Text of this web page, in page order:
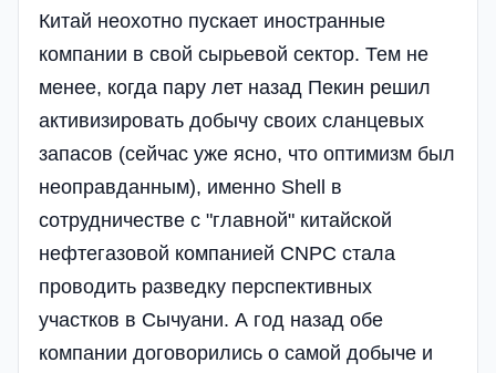
Китай неохотно пускает иностранные
компании в свой сырьевой сектор. Тем не
менее, когда пару лет назад Пекин решил
активизировать добычу своих сланцевых
запасов (сейчас уже ясно, что оптимизм был
неоправданным), именно Shell в
сотрудничестве с "главной" китайской
нефтегазовой компанией CNPC стала
проводить разведку перспективных
участков в Сычуани. А год назад обе
компании договорились о самой добыче и